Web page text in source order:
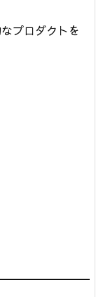
プロダクトを